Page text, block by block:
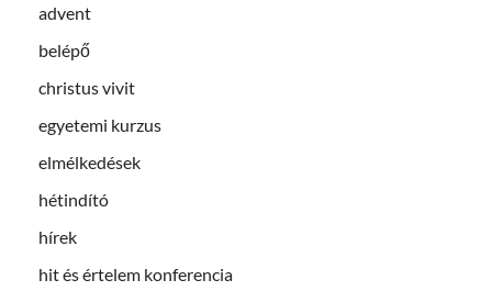
advent
belépő
christus vivit
egyetemi kurzus
elmélkedések
hétindító
hírek
hit és értelem konferencia